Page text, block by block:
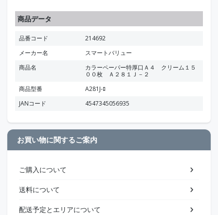
商品データ
品番コード
214692
メーカー名
スマートバリュー
商品名
カラーペーパー特厚口Ａ４ クリーム１５
００枚 Ａ２８１Ｊ－２
商品型番
A281J-ﾛ
JANコード
4547345056935
お買い物に関するご案内
ご購入について
送料について
配送予定とエリアについて